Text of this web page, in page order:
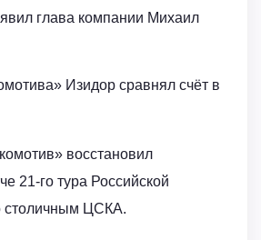
глава компании Михаил
Изидор сравнял счёт в
восстановил
21-го тура Российской
столичным ЦСКА.